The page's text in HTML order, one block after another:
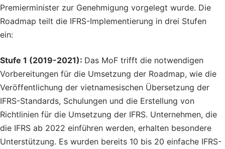
Premierminister zur Genehmigung vorgelegt wurde. Die
Roadmap teilt die IFRS-Implementierung in drei Stufen
ein:
Stufe 1 (2019-2021): Das MoF trifft die notwendigen
Vorbereitungen für die Umsetzung der Roadmap, wie die
Veröffentlichung der vietnamesischen Übersetzung der
IFRS-Standards, Schulungen und die Erstellung von
Richtlinien für die Umsetzung der IFRS. Unternehmen, die
die IFRS ab 2022 einführen werden, erhalten besondere
Unterstützung. Es wurden bereits 10 bis 20 einfache IFRS-